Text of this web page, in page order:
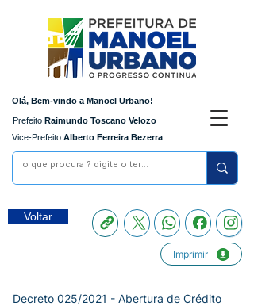
Olá, Bem-vindo a Manoel Urbano!
Prefeito Raimundo Toscano Velozo
Vice-Prefeito Alberto Ferreira Bezerra
Voltar
Imprimir
Decreto 025/2021 - Abertura de Crédito